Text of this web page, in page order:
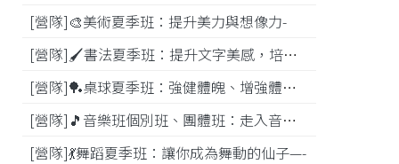
[營隊]🎨美術夏季班：提升美力與想像力-
[營隊]🖌️書法夏季班：提升文字美感，培養專注力—
[營隊]️🏓桌球夏季班：強健體魄、增強體能---
[營隊]🎵️音樂班個別班、團體班：走入音樂世界-
[營隊]💃舞蹈夏季班：讓你成為舞動的仙子—-